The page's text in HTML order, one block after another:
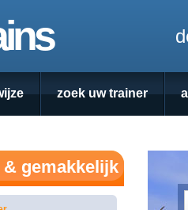
zoek uw trainer
gemakkelijk